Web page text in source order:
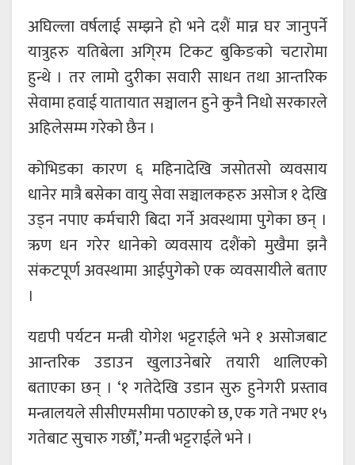
अघिल्ला वर्षलाई सम्झने हो भने दशैं मान्न घर जानुपर्ने
यात्रुहरु यतिबेला अगि्रम टिकट बुकिङको चटारोमा
हुन्थे । तर लामो दुरीका सवारी साधन तथा आन्तरिक
सेवामा हवाई यातायात सञ्चालन हुने कुनै निधो सरकारले
अहिलेसम्म गरेको छैन ।
कोभिडका कारण ६ महिनादेखि जसोतसो व्यवसाय
धानेर मात्रै बसेका वायु सेवा सञ्चालकहरु असोज १ देखि
उड्न नपाए कर्मचारी बिदा गर्ने अवस्थामा पुगेका छन् ।
ऋण धन गरेर धानेको व्यवसाय दशैंको मुखैमा झनै
संकटपूर्ण अवस्थामा आईपुगेको एक व्यवसायीले बताए
।
यद्यपी पर्यटन मन्त्री योगेश भट्टराईले भने १ असोजबाट
आन्तरिक उडाउन खुलाउनेबारे तयारी थालिएको
बताएका छन् । ‘१ गतेदेखि उडान सुरु हुनेगरी प्रस्ताव
मन्त्रालयले सीसीएमसीमा पठाएको छ, एक गते नभए १५
गतेबाट सुचारु गछौँ,’ मन्त्री भट्टराईले भने ।